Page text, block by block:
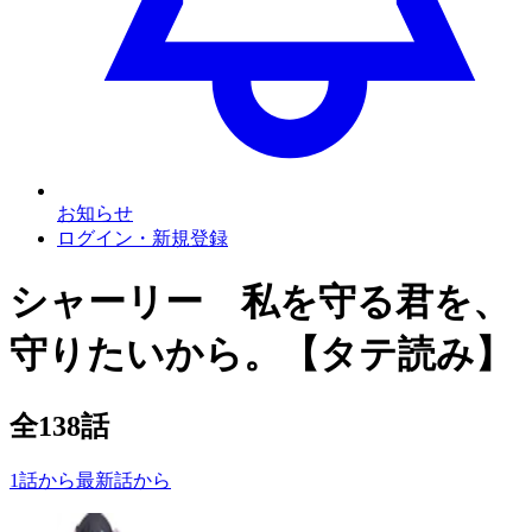
お知らせ
ログイン・新規登録
シャーリー 私を守る君を、
守りたいから。【タテ読み】
全138話
1話から最新話から